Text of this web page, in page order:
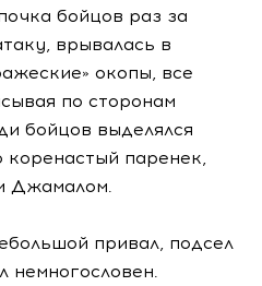
бойцов раз за
врывалась в
окопы, все
по сторонам
бойцов выделялся
коренастый паренек,
Джамалом.
привал, подсел
немногословен.